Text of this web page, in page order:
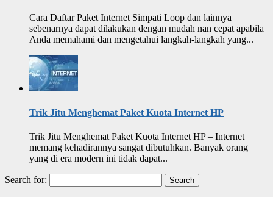
Cara Daftar Paket Internet Simpati Loop dan lainnya
sebenarnya dapat dilakukan dengan mudah nan cepat apabila
Anda memahami dan mengetahui langkah-langkah yang...
Trik Jitu Menghemat Paket Kuota Internet HP
Trik Jitu Menghemat Paket Kuota Internet HP – Internet
memang kehadirannya sangat dibutuhkan. Banyak orang
yang di era modern ini tidak dapat...
Search for: